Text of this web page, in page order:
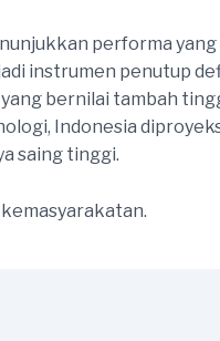
performa
instrumen penutup
bernilai tambah
Indonesia
saing tinggi.